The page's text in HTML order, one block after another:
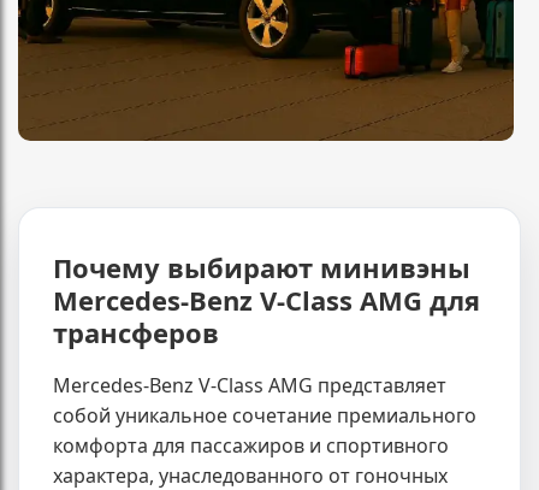
Почему выбирают минивэны
Mercedes-Benz V-Class AMG для
трансферов
Mercedes-Benz V-Class AMG представляет
собой уникальное сочетание премиального
комфорта для пассажиров и спортивного
характера, унаследованного от гоночных